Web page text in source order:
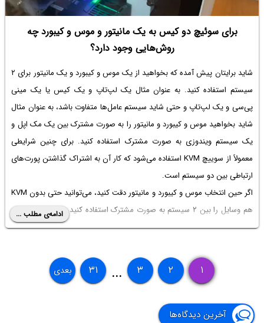
برای سوئیچ دو کیس به یک مانیتور و موس و کیبورد چه
روش‌هایی وجود دارد؟
شاید برایتان پیش آمده که بخواهید از یک موس و کیبورد و یک مانیتور برای ۲
سیستم استفاده کنید. به عنوان مثال یک لپ‌تاپ و یک کیس یا یک مینی
پی‌سی و یک لپ‌تاپ و حتی شاید سیستم عامل‌ها متفاوت باشد، به عنوان مثال
شاید بخواهید موس و کیبورد و مانیتور را به صورت مشترک بین یک مک اپل و
یک سیستم ویندوزی به صورت مشترک استفاده کنید. برای چنین شرایطی
معمولاً از سوییچ KVM استفاده می‌شود که کار آن به اشتراک گذاشتن پورت‌های
ارتباطی بین دو سیستم است.
اگر حین انتخاب موس و کیبورد و مانیتور دقت کنید، می‌توانید حتی بدون KVM
هم وسایل را بین ۲ سیستم به صورت مشترک استفاده کنید و این چیزی است
که در ادامه‌ی مقاله به آن می‌پردازیم.
ادامه‌ی مطلب ...
۱ ۲ ۳ ... ۳۱ بعدی
آخرین دیدگاه‌ها